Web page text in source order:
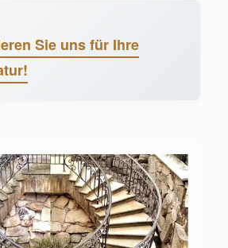
Sie uns für Ihre